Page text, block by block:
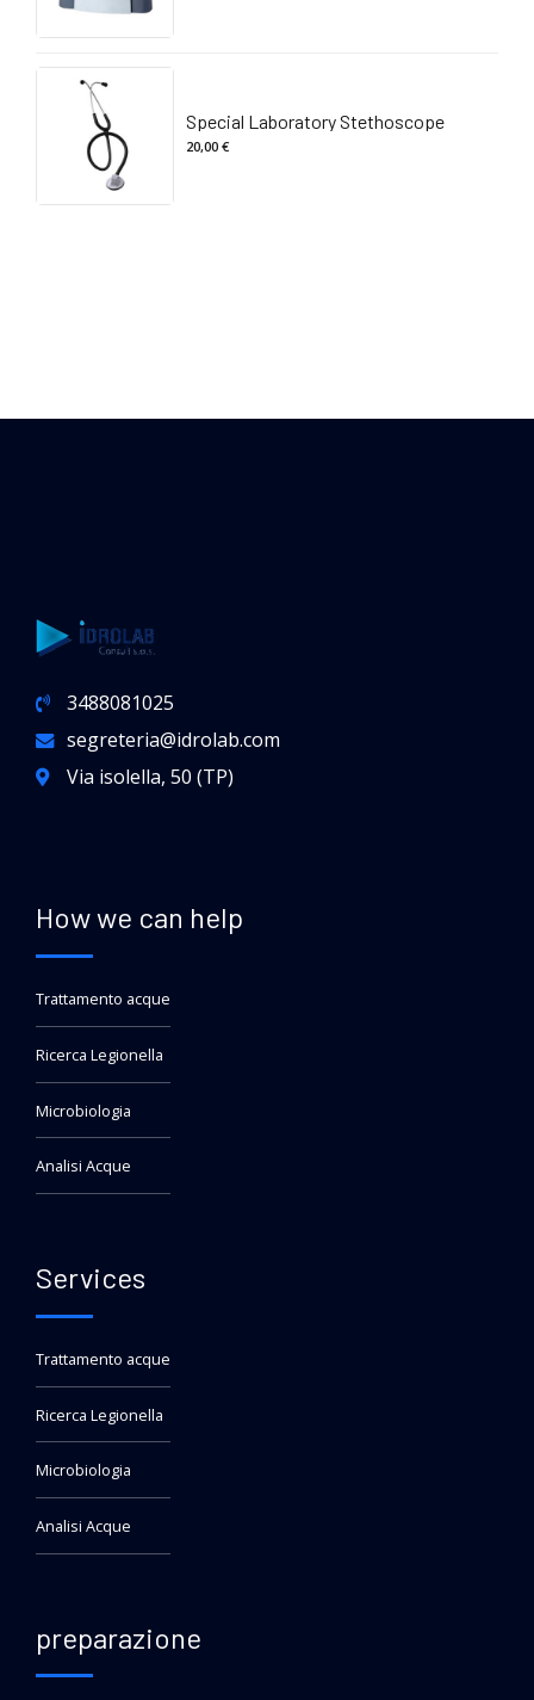
Special Laboratory Stethoscope
20,00€
3488081025
segreteria@idrolab.com
Via isolella, 50 (TP)
How we can help
Trattamento acque
Ricerca Legionella
Microbiologia
Analisi Acque
Services
Trattamento acque
Ricerca Legionella
Microbiologia
Analisi Acque
preparazione